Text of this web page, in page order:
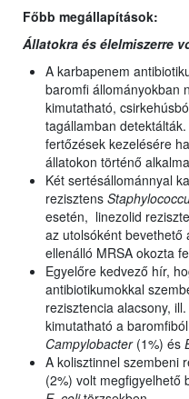
Főbb megállapítások:
Állatokra és élelmiszerre
A karbapenem
baromfi állományokban
kimutatható,
tagállamban
fertőzések kezelésére
állatokon történő
Két sertésállománnyal
rezisztens
esetén, linezolid
az utolsóként
ellenálló MRSA okozta
Egyelőre kedvező hír,
antibiotikumokkal
rezisztencia alacsony,
kimutatható a
Campylobacter(1%) és
A kolisztinnel szembeni
(2%) volt megfigyelhető